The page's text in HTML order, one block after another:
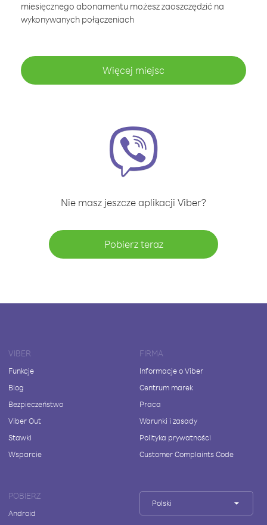
miesięcznego abonamentu możesz zaoszczędzić na
wykonywanych połączeniach
Więcej miejsc
Nie masz jeszcze aplikacji Viber?
Pobierz teraz
VIBER
Funkcje
Blog
Bezpieczeństwo
Viber Out
Stawki
Wsparcie
FIRMA
Informacje o Viber
Centrum marek
Praca
Warunki i zasady
Polityka prywatności
Customer Complaints Code
POBIERZ
Android
Polski